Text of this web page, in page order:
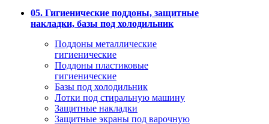
05. Гигиенические поддоны, защитные
накладки, базы под холодильник
Поддоны металлические
гигиенические
Поддоны пластиковые
гигиенические
Базы под холодильник
Лотки под стиральную машину
Защитные накладки
Защитные экраны под варочную